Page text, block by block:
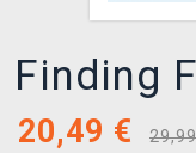
Finding
20,49 €